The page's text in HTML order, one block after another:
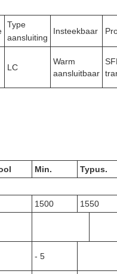
Type
aansluiting
Insteekbaar
LC
Warm
aansluitbaar
Min.
Typus.
1500 1550
- 5